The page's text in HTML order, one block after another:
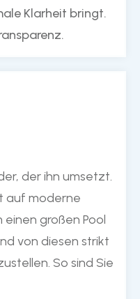
Klarheit bringt.
der ihn umsetzt.
auf moderne
großen Pool
von diesen strikt
So sind Sie